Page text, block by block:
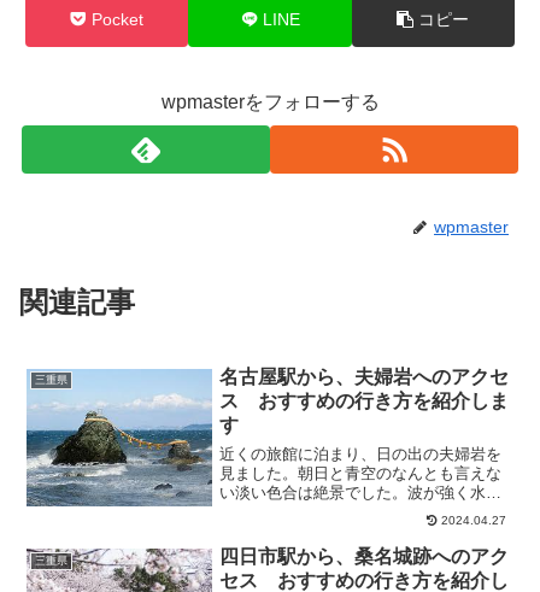
Pocket LINE コピー
wpmasterをフォローする
wpmaster
関連記事
三重県
名古屋駅から、夫婦岩へのアクセ
ス おすすめの行き方を紹介しま
す
近くの旅館に泊まり、日の出の夫婦岩を
見ました。朝日と青空のなんとも言えな
い淡い色合は絶景でした。波が強く水し
ぶきがありましたが、それはそれで良か
ったです。そこで今回は、名古屋駅か
ら、夫婦岩へのアクセス方法について、
紹介します。
2024.04.27
三重県
四日市駅から、桑名城跡へのアク
セス おすすめの行き方を紹介し